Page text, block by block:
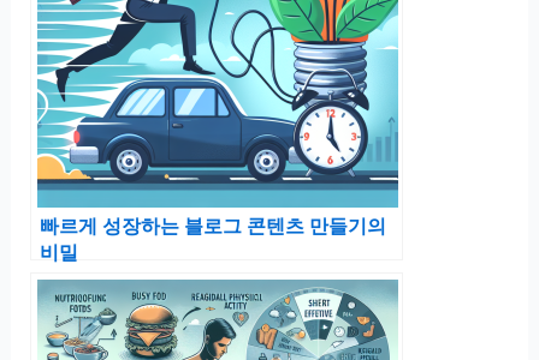
빠르게 성장하는 블로그 콘텐츠 만들기의
비밀